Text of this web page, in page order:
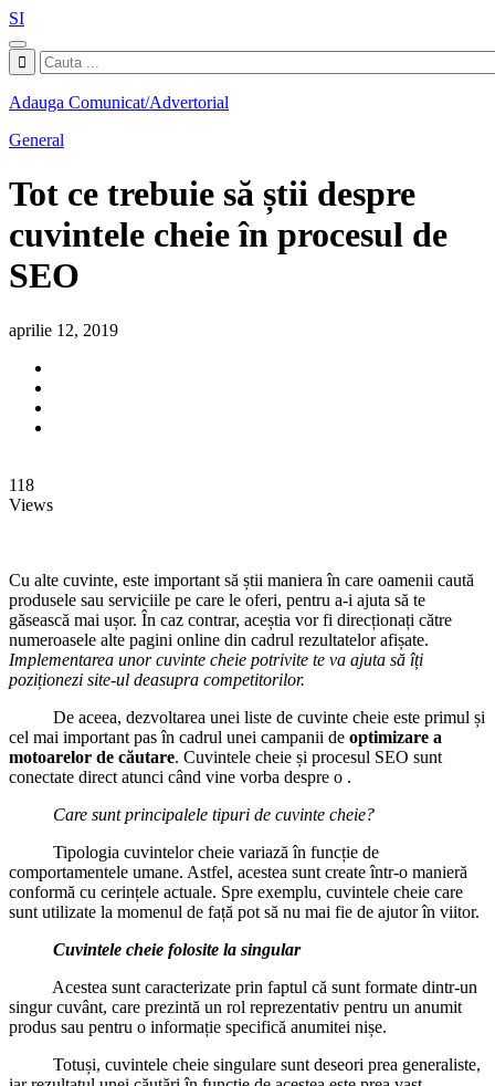
SI
Adauga Comunicat/Advertorial
General
Tot ce trebuie să știi despre
cuvintele cheie în procesul de
SEO
aprilie 12, 2019
118
Views
Cu alte cuvinte, este important să știi maniera în care oamenii caută
produsele sau serviciile pe care le oferi, pentru a-i ajuta să te
găsească mai ușor. În caz contrar, aceștia vor fi direcționați către
numeroasele alte pagini online din cadrul rezultatelor afișate.
Implementarea unor cuvinte cheie potrivite te va ajuta să îți
poziționezi site-ul deasupra competitorilor.
De aceea, dezvoltarea unei liste de cuvinte cheie este primul și
cel mai important pas în cadrul unei campanii de optimizare a
motoarelor de căutare. Cuvintele cheie și procesul SEO sunt
conectate direct atunci când vine vorba despre o .
Care sunt principalele tipuri de cuvinte cheie?
Tipologia cuvintelor cheie variază în funcție de
comportamentele umane. Astfel, acestea sunt create într-o manieră
conformă cu cerințele actuale. Spre exemplu, cuvintele cheie care
sunt utilizate la momenul de față pot să nu mai fie de ajutor în viitor.
Cuvintele cheie folosite la singular
Acestea sunt caracterizate prin faptul că sunt formate dintr-un
singur cuvânt, care prezintă un rol reprezentativ pentru un anumit
produs sau pentru o informație specifică anumitei nișe.
Totuși, cuvintele cheie singulare sunt deseori prea generaliste,